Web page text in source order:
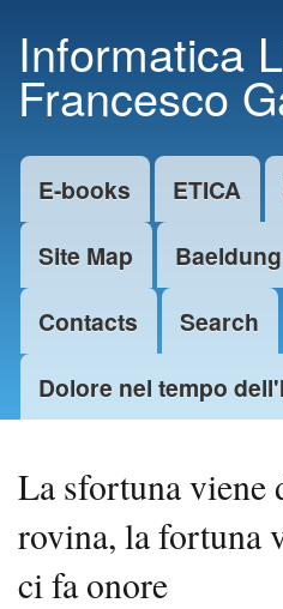
main
content
Informatica
Francesco
Main menu
E-books ETICA
Site Map
Baeldung
Contacts
Search
Dolore nel tempo
La sfortuna viene
rovina, la fortuna
ci fa onore